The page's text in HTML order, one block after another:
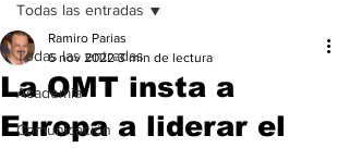
Todas las entradas
Academia
Comunicación
Todas las entradas
La OMT insta a
Europa a liderar el
Ramiro Parias
6 nov 2022 3 min de lectura